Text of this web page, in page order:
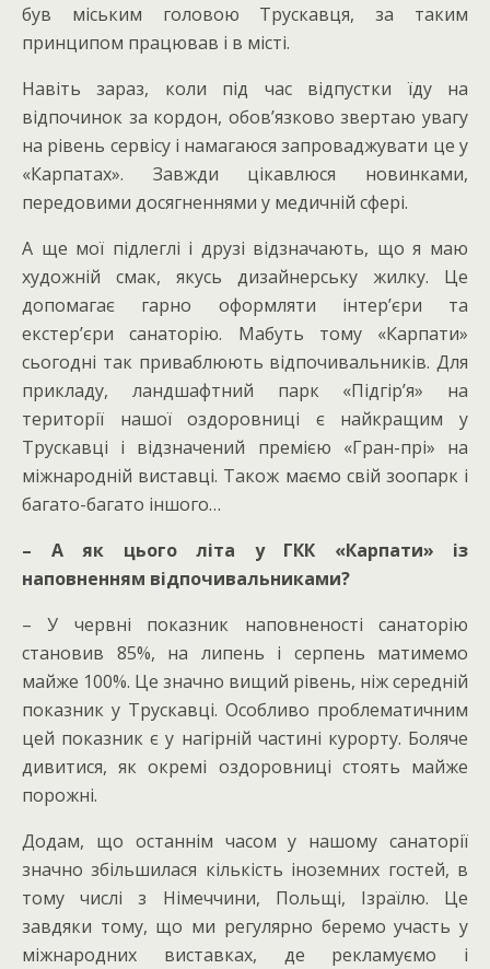
був міським головою Трускавця, за таким
принципом працював і в місті.
Навіть зараз, коли під час відпустки їду на
відпочинок за кордон, обов’язково звертаю увагу
на рівень сервісу і намагаюся запроваджувати це у
«Карпатах». Завжди цікавлюся новинками,
передовими досягненнями у медичній сфері.
А ще мої підлеглі і друзі відзначають, що я маю
художній смак, якусь дизайнерську жилку. Це
допомагає гарно оформляти інтер’єри та
екстер’єри санаторію. Мабуть тому «Карпати»
сьогодні так приваблюють відпочивальників. Для
прикладу, ландшафтний парк «Підгір’я» на
території нашої оздоровниці є найкращим у
Трускавці і відзначений премією «Гран-прі» на
міжнародній виставці. Також маємо свій зоопарк і
багато-багато іншого…
– А як цього літа у ГКК «Карпати» із
наповненням відпочивальниками?
– У червні показник наповненості санаторію
становив 85%, на липень і серпень матимемо
майже 100%. Це значно вищий рівень, ніж середній
показник у Трускавці. Особливо проблематичним
цей показник є у нагірній частині курорту. Боляче
дивитися, як окремі оздоровниці стоять майже
порожні.
Додам, що останнім часом у нашому санаторії
значно збільшилася кількість іноземних гостей, в
тому числі з Німеччини, Польщі, Ізраїлю. Це
завдяки тому, що ми регулярно беремо участь у
міжнародних виставках, де рекламуємо і